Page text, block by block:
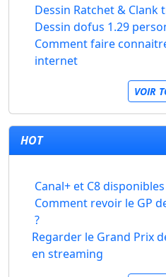
Dessin Ratchet & Clank
Dessin dofus 1.29
Comment faire
internet
VOIR
HOT
Canal+ et C8
Comment revoir le GP
?
Regarder le Grand Prix
en streaming